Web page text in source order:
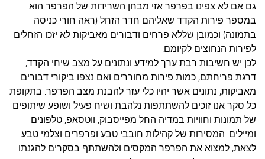
גם אם לא צפינו בפרפר אזי מבחן השרידות של הפרפר הוא
במספר פירות הקדד שאליהם חדר הזחל (ראה חורי כניסה
בתמונה) וכמובן שללא פרחים ודבורים מאביקות לא יזכו הזחלים
לפירות הנחוצים לקיומם.
לכן יש חשיבות רבת ערך למידע ונתונים על מצב שיחי הקדד,
דרגת פריחתם, כמות פירות מחוררים ואם נצפו ביקורי דבורים
מאביקות, נתונים אשר יהיו כלי עזר להבנת מצב הפרפר. בתקופת
כל סקר אנו זוכים להשתתפות נלהבת ושיח פעיל ושופע שיתופים
של תמונות וחוויות במדיה החל מפייסבוק, ווטסאפ, טלפונים
ומיילים. המסירות של קהילות חובבי טבע ופרפרים וצלמי טבע
לצאת, למצוא את הפרפר המקסים ולהשתתף בסקרים להגנתו